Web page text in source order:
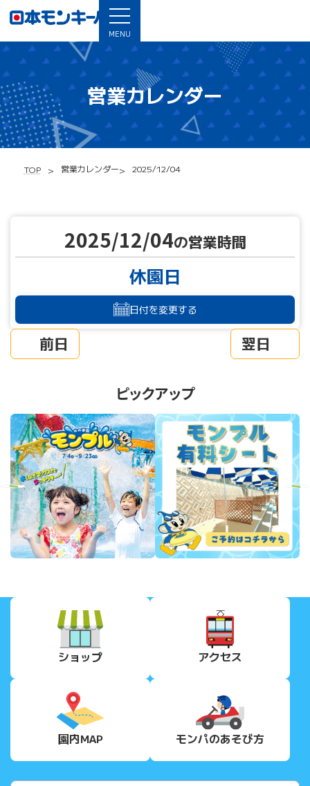
MENU
営業カレンダー
TOP 営業カレンダー 2025/12/04
前日
2025/12/04の営業時間
休園日
日付を変更する
翌日
ピックアップ
Next
ショップ アクセス
園内MAP モンパのあそび方